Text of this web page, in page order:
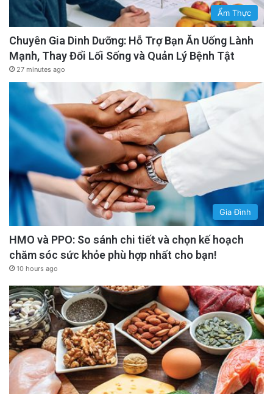
Ẩm Thực
Chuyên Gia Dinh Dưỡng: Hỗ Trợ Bạn Ăn Uống Lành
Mạnh, Thay Đổi Lối Sống và Quản Lý Bệnh Tật
27 minutes ago
Gia Đình
HMO và PPO: So sánh chi tiết và chọn kế hoạch
chăm sóc sức khỏe phù hợp nhất cho bạn!
10 hours ago